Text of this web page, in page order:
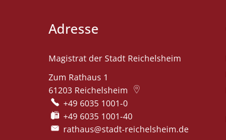
Adresse
Magistrat der Stadt Reichelsheim
Zum Rathaus 1
61203 Reichelsheim
+49 6035 1001-0
+49 6035 1001-40
rathaus@stadt-reichelsheim.de